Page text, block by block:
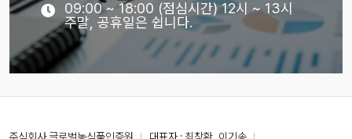
09:00 ~ 18:00 (점심시간) 12시 ~ 13시
주말, 공휴일은 쉽니다.